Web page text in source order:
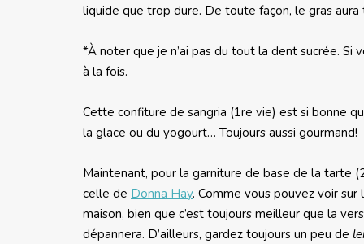
liquide que trop dure. De toute façon, le gras
*À noter que je n’ai pas du tout la dent sucrée.
à la fois.
Cette confiture de sangria (1re vie) est si bonne
la glace ou du yogourt… Toujours aussi gourmand!
Maintenant, pour la garniture de base de la tarte
celle de Donna Hay. Comme vous pouvez voir
maison, bien que c’est toujours meilleur que la
dépannera. D’ailleurs, gardez toujours un peu de